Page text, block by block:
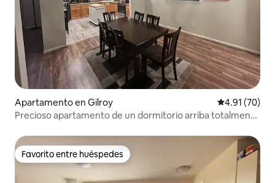
Apartamento en Gilroy Calificación
4.91 (70)
Precioso apartamento de un dormitorio arriba totalmente
Favorito entre huéspedes
Favorito entre huéspedes